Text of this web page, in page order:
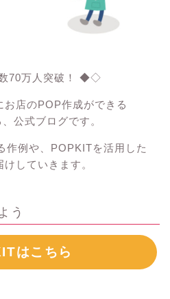
70万人突破！ ◆◇
店のPOP作成ができる
公式ブログです。
作例や、POPKITを活用した
していきます。
う
はこちら